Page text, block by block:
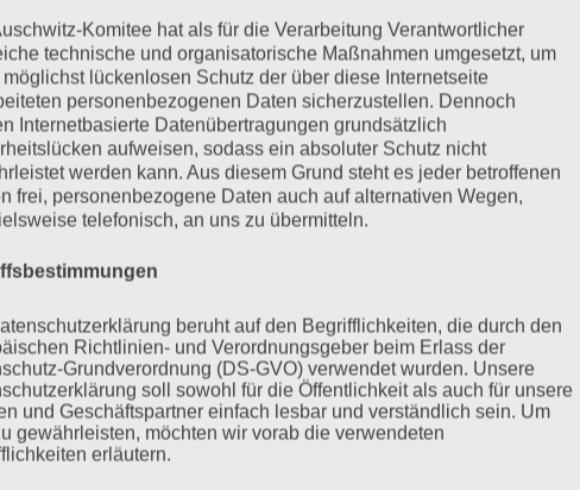
mehr ...
Zurück 1 2 3 4
Komitee hat als für die Verarbeitung Verantwortlicher
technische und organisatorische Maßnahmen umgesetzt, um
lückenlosen Schutz der über diese Internetseite
personenbezogenen Daten sicherzustellen. Dennoch
Internetbasierte Datenübertragungen grundsätzlich
aufweisen, sodass ein absoluter Schutz nicht
werden kann. Aus diesem Grund steht es jeder betroffenen
frei, personenbezogene Daten auch auf alternativen Wegen,
telefonisch, an uns zu übermitteln.
beruht auf den Begrifflichkeiten, die durch den
Richtlinien- und Verordnungsgeber beim Erlass der
Grundverordnung (DS-GVO) verwendet wurden. Unsere
soll sowohl für die Öffentlichkeit als auch für unsere
und Geschäftspartner einfach lesbar und verständlich sein. Um
gewährleisten, möchten wir vorab die verwendeten
erläutern.